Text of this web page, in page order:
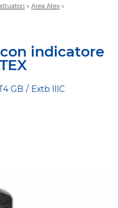
» Area Atex »
indicatore
GB / Extb IIIC